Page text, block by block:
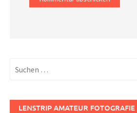
nach:
LENSTRIP AMATEUR FOTOGRAFIE